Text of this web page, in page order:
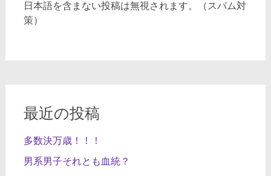
日本語を含まない投稿は無視されます。（スパム対
策）
最近の投稿
多数決万歳！！！
男系男子それとも血統？